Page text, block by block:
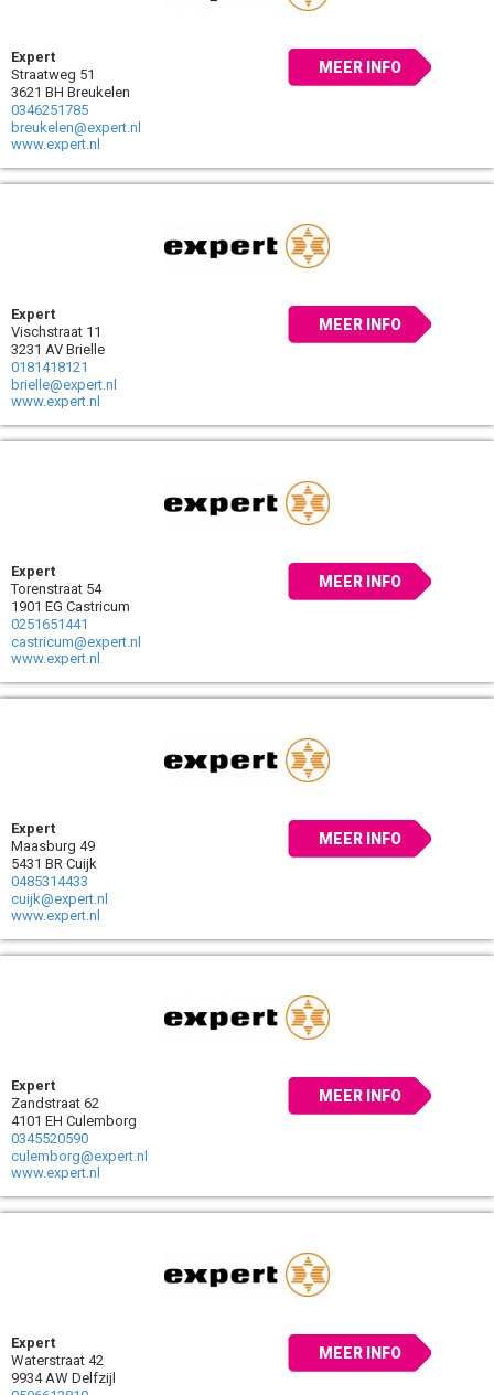
Expert
Straatweg 51
3621 BH Breukelen
0346251785
breukelen@expert.nl
www.expert.nl
MEER INFO
Expert
Vischstraat 11
3231 AV Brielle
0181418121
brielle@expert.nl
www.expert.nl
MEER INFO
Expert
Torenstraat 54
1901 EG Castricum
0251651441
castricum@expert.nl
www.expert.nl
MEER INFO
Expert
Maasburg 49
5431 BR Cuijk
0485314433
cuijk@expert.nl
www.expert.nl
MEER INFO
Expert
Zandstraat 62
4101 EH Culemborg
0345520590
culemborg@expert.nl
www.expert.nl
MEER INFO
Expert
Waterstraat 42
9934 AW Delfzijl
MEER INFO